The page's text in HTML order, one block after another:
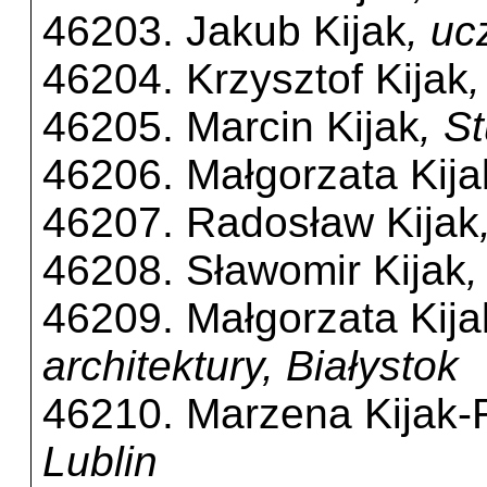
46203. Jakub Kijak,
46204. Krzysztof Kijak
46205. Marcin Kijak,
46206. Małgorzata
46207. Radosław Kijak
46208. Sławomir Kijak
46209. Małgorzata
architektury, Białystok
46210. Marzena Kijak-
Lublin